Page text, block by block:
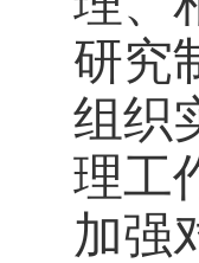
研究
组织
理工
加强